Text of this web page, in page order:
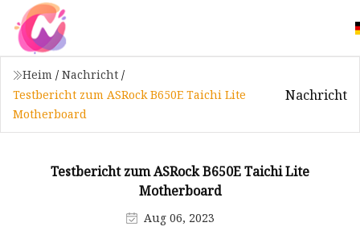
Heim / Nachricht /
Testbericht zum ASRock B650E Taichi Lite
Motherboard
Nachricht
Testbericht zum ASRock B650E Taichi Lite
Motherboard
Aug 06, 2023